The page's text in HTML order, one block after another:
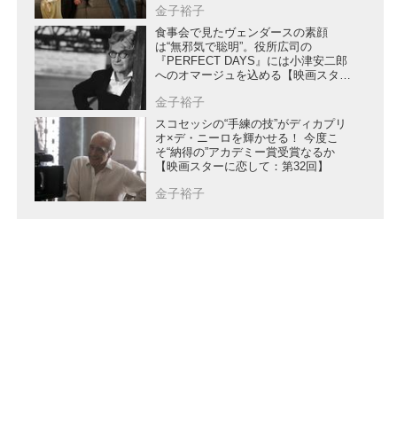
金子裕子
食事会で見たヴェンダースの素顔
は“無邪気で聡明”。役所広司の
『PERFECT DAYS』には小津安二郎
へのオマージュを込める【映画スター
金子裕子
スコセッシの“手練の技”がディカプリ
オ×デ・ニーロを輝かせる！ 今度こ
そ“納得の”アカデミー賞受賞なるか
【映画スターに恋して：第32回】
金子裕子